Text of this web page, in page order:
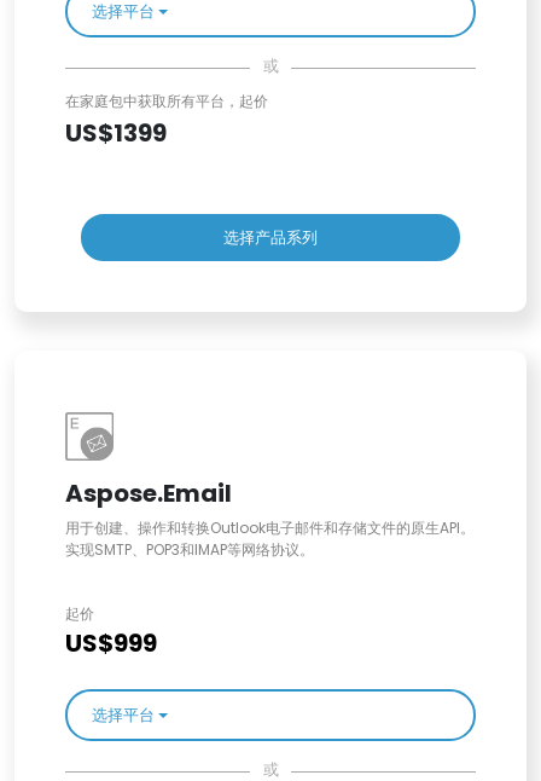
选择平台
或
在家庭包中获取所有平台，起价
US$1399
选择产品系列
Aspose.Email
用于创建、操作和转换Outlook电子邮件和存储文件的原生API。
实现SMTP、POP3和IMAP等网络协议。
起价
US$999
选择平台
或